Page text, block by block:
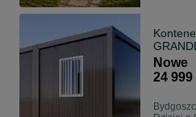
gratis
Nowe
24 999